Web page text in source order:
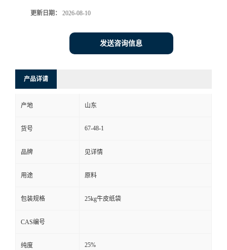
更新日期： 2026-08-10
发送咨询信息
产品详请
产地 山东
货号 67-48-1
品牌 见详情
用途 原料
包装规格 25kg牛皮纸袋
CAS编号
纯度 25%